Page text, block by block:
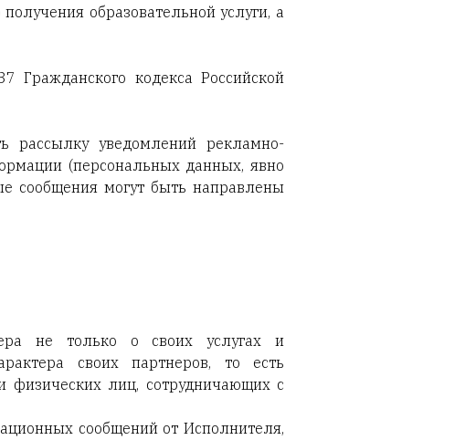
образовательной услуги, а
Гражданского кодекса Российской
рассылку уведомлений рекламно-
(персональных данных, явно
сообщения могут быть направлены
не только о своих услугах и
своих партнеров, то есть
физических лиц, сотрудничающих с
сообщений от Исполнителя,